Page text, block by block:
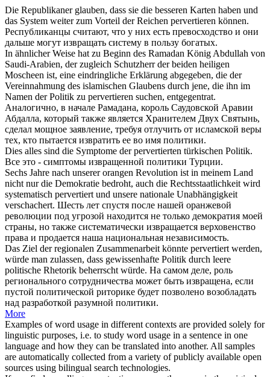
Die Republikaner glauben, dass sie die besseren Karten haben und
das System weiter zum Vorteil der Reichen pervertieren können.
Республиканцы считают, что у них есть превосходство и они
дальше могут извращать систему в пользу богатых.
In ähnlicher Weise hat zu Beginn des Ramadan König Abdullah von
Saudi-Arabien, der zugleich Schutzherr der beiden heiligen
Moscheen ist, eine eindringliche Erklärung abgegeben, die der
Vereinnahmung des islamischen Glaubens durch jene, die ihn im
Namen der Politik zu pervertieren suchen, entgegentrat.
Аналогично, в начале Рамадана, король Саудовской Аравии
Абдалла, который также является Хранителем Двух Святынь,
сделал мощное заявление, требуя отлучить от исламской веры
тех, кто пытается извратить ее во имя политики.
Dies alles sind die Symptome derpervertierten türkischen Politik.
Все это - симптомы извращенной политики Турции.
Sechs Jahre nach unserer orangen Revolution ist in meinem Land
nicht nur die Demokratie bedroht, auch die Rechtsstaatlichkeit wird
systematisch pervertiert und unsere nationale Unabhängigkeit
verschachert. Шесть лет спустя после нашей оранжевой
революции под угрозой находится не только демократия моей
страны, но также систематически извращается верховенство
права и продается наша национальная независимость.
Das Ziel der regionalen Zusammenarbeit könnte pervertiert werden,
würde man zulassen, dass gewissenhafte Politik durch leere
politische Rhetorik beherrscht würde. На самом деле, роль
регионального сотрудничества может быть извращена, если
пустой политической риторике будет позволено возобладать
над разработкой разумной политики.
More
Examples of word usage in different contexts are provided solely for
linguistic purposes, i.e. to study word usage in a sentence in one
language and how they can be translated into another. All samples
are automatically collected from a variety of publicly available open
sources using bilingual search technologies.